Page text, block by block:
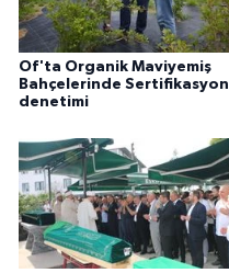
Of'ta Organik Maviyemiş
Bahçelerinde Sertifikasyon
denetimi